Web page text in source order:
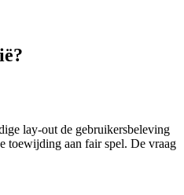
lay-out de gebruikersbeleving
toewijding aan fair spel. De vraag